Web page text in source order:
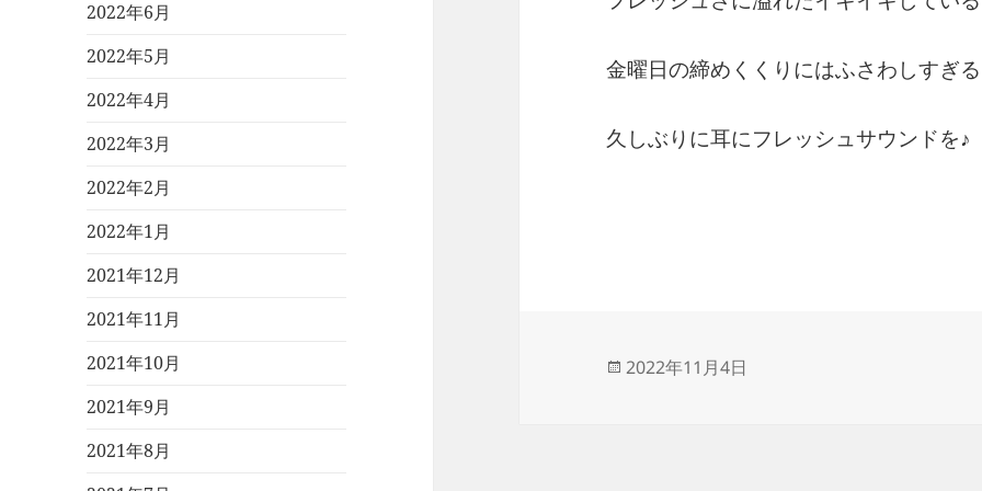
2022年6月
2022年5月
2022年4月
2022年3月
2022年2月
2022年1月
2021年12月
2021年11月
2021年10月
2021年9月
2021年8月
金曜日の締めくくりにはふさわしすぎ
久しぶりに耳にフレッシュサウンドを♪
投
2022年11月4日